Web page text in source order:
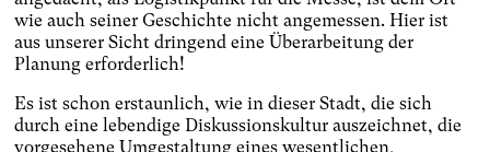
wie auch seiner Geschichte nicht angemessen. Hier ist
aus unserer Sicht dringend eine Überarbeitung der
Planung erforderlich!
Es ist schon erstaunlich, wie in dieser Stadt, die sich
durch eine lebendige Diskussionskultur auszeichnet, die
vorgesehene Umgestaltung eines wesentlichen,